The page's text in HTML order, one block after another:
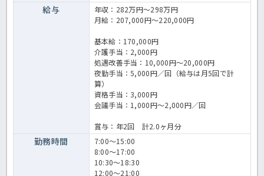
給与
年収：282万円～298万円
月給：207,000円～220,000円
基本給：170,000円
介護手当：2,000円
処遇改善手当：10,000円～20,000円
夜勤手当：5,000円／回（給与は月5回で計
算）
資格手当：3,000円
会議手当：1,000円～2,000円／回
賞与：年2回 計2.0ヶ月分
勤務時間
7:00～15:00
8:00～17:00
10:30～18:30
12:00～21:00